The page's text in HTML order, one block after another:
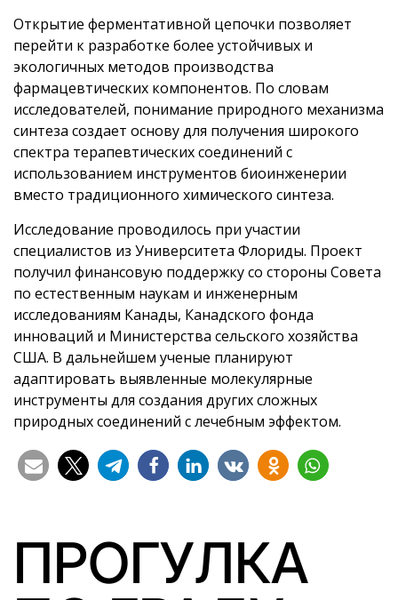
Открытие ферментативной цепочки позволяет
перейти к разработке более устойчивых и
экологичных методов производства
фармацевтических компонентов. По словам
исследователей, понимание природного механизма
синтеза создает основу для получения широкого
спектра терапевтических соединений с
использованием инструментов биоинженерии
вместо традиционного химического синтеза.
Исследование проводилось при участии
специалистов из Университета Флориды. Проект
получил финансовую поддержку со стороны Совета
по естественным наукам и инженерным
исследованиям Канады, Канадского фонда
инноваций и Министерства сельского хозяйства
США. В дальнейшем ученые планируют
адаптировать выявленные молекулярные
инструменты для создания других сложных
природных соединений с лечебным эффектом.
ПРОГУЛКА